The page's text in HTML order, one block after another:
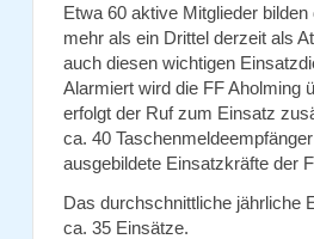
Etwa 60 aktive Mitglieder
mehr als ein Drittel derzeit als
auch diesen wichtigen
Alarmiert wird die FF Aholming
erfolgt der Ruf zum Einsatz
ca. 40
ausgebildete Einsatzkräfte der
Das durchschnittliche jährliche
ca. 35 Einsätze.